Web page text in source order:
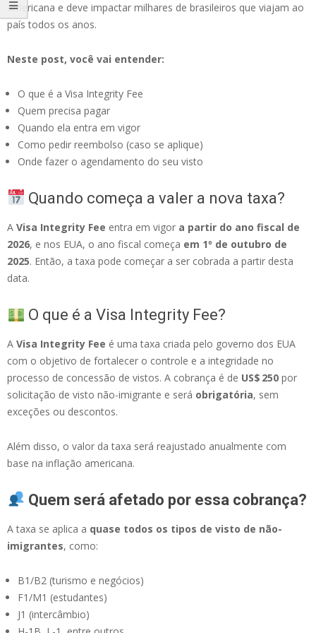
americana e deve impactar milhares de brasileiros que viajam ao
país todos os anos.
Neste post, você vai entender:
O que é a Visa Integrity Fee
Quem precisa pagar
Quando ela entra em vigor
Como pedir reembolso (caso se aplique)
Onde fazer o agendamento do seu visto
Quando começa a valer a nova taxa?
A Visa Integrity Fee entra em vigor a partir do ano fiscal de
2026, e nos EUA, o ano fiscal começa em 1º de outubro de
2025. Então, a taxa pode começar a ser cobrada a partir desta
data.
O que é a Visa Integrity Fee?
A Visa Integrity Fee é uma taxa criada pelo governo dos EUA
com o objetivo de fortalecer o controle e a integridade no
processo de concessão de vistos. A cobrança é de US$ 250 por
solicitação de visto não-imigrante e será obrigatória, sem
exceções ou descontos.
Além disso, o valor da taxa será reajustado anualmente com
base na inflação americana.
Quem será afetado por essa cobrança?
A taxa se aplica a quase todos os tipos de visto de não-
imigrantes, como:
B1/B2 (turismo e negócios)
F1/M1 (estudantes)
J1 (intercâmbio)